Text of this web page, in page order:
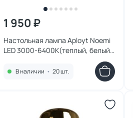
1 950 ₽
Настольная лампа Aployt Noemi
LED 3000-6400К(теплый, белый,
В наличии • 20 шт.